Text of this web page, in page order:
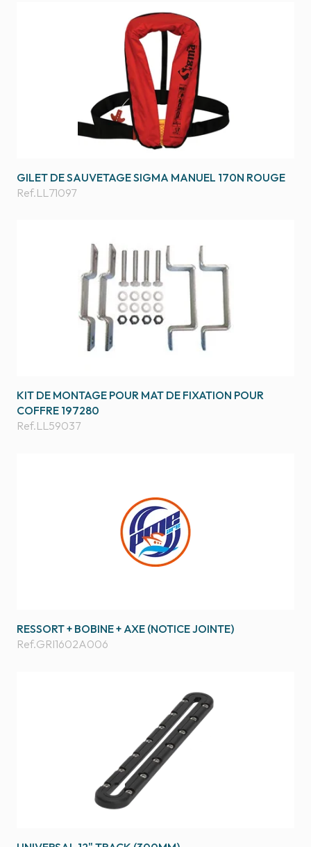
GILET DE SAUVETAGE SIGMA MANUEL 170N ROUGE
Ref.LL71097
KIT DE MONTAGE POUR MAT DE FIXATION POUR
COFFRE 197280
Ref.LL59037
RESSORT + BOBINE + AXE (NOTICE JOINTE)
Ref.GRI1602A006